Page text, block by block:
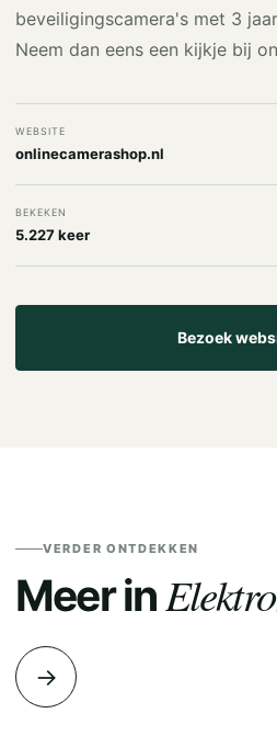
beveiligingscamera's met 3
Neem dan eens een kijkje bij
WEBSITE
onlinecamerashop.nl
BEKEKEN
5.227 keer
Bezoek
VERDER ONTDEKKEN
Meer in
→